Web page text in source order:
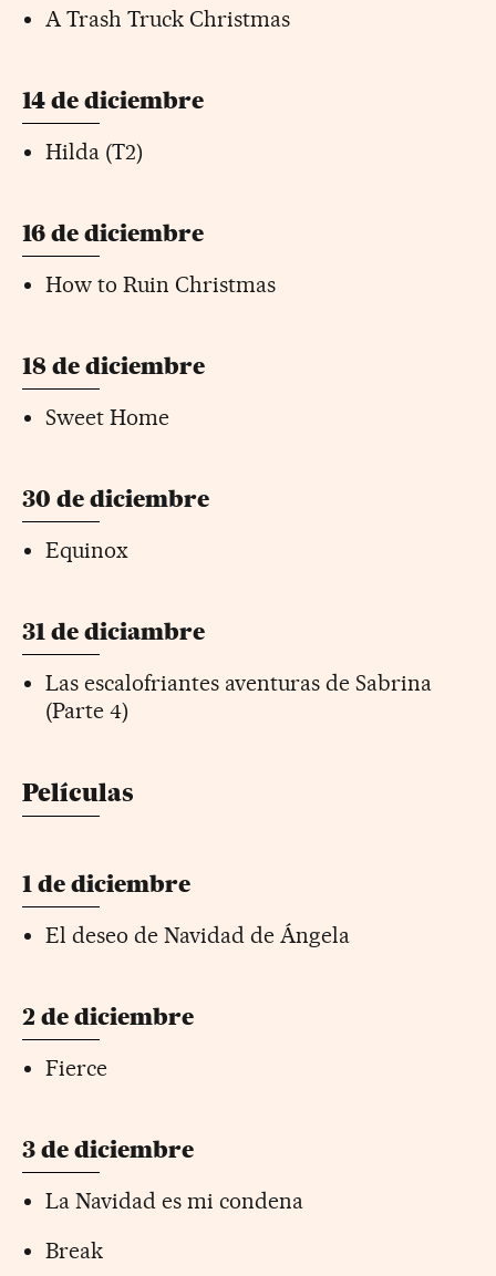
A Trash Truck Christmas
14 de diciembre
Hilda (T2)
16 de diciembre
How to Ruin Christmas
18 de diciembre
Sweet Home
30 de diciembre
Equinox
31 de diciambre
Las escalofriantes aventuras de Sabrina
(Parte 4)
Películas
1 de diciembre
El deseo de Navidad de Ángela
2 de diciembre
Fierce
3 de diciembre
La Navidad es mi condena
Break